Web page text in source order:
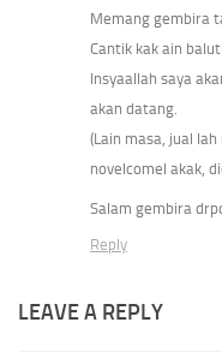
Memang gembira
Cantik kak ain balut
Insyaallah saya
akan datang.
(Lain masa, jual
novelcomel akak,
Salam gembira
Reply
LEAVE A REPLY